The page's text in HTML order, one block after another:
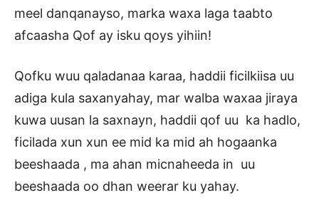
meel danqanayso, marka waxa laga taabto
afcaasha Qof ay isku qoys yihiin!
Qofku wuu qaladanaa karaa, haddii ficilkiisa uu
adiga kula saxanyahay, mar walba waxaa jiraya
kuwa uusan la saxnayn, haddii qof uu ka hadlo,
ficilada xun xun ee mid ka mid ah hogaanka
beeshaada , ma ahan micnaheeda in uu
beeshaada oo dhan weerar ku yahay.